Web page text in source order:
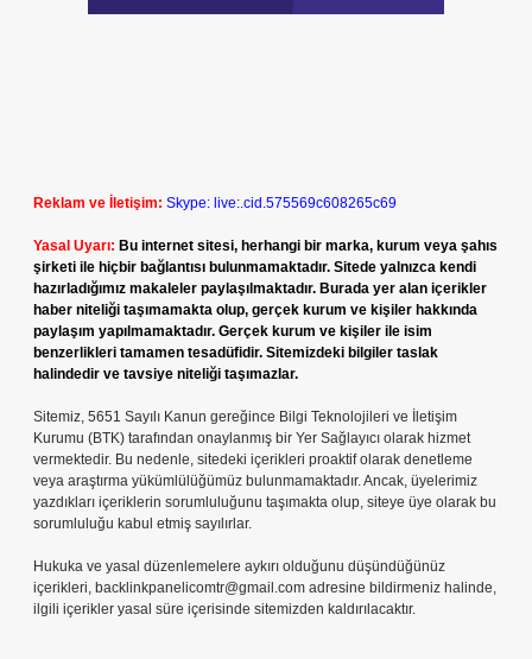
Reklam ve İletişim: Skype: live:.cid.575569c608265c69
Yasal Uyarı: Bu internet sitesi, herhangi bir marka, kurum veya şahıs
şirketi ile hiçbir bağlantısı bulunmamaktadır. Sitede yalnızca kendi
hazırladığımız makaleler paylaşılmaktadır. Burada yer alan içerikler
haber niteliği taşımamakta olup, gerçek kurum ve kişiler hakkında
paylaşım yapılmamaktadır. Gerçek kurum ve kişiler ile isim
benzerlikleri tamamen tesadüfidir. Sitemizdeki bilgiler taslak
halindedir ve tavsiye niteliği taşımazlar.
Sitemiz, 5651 Sayılı Kanun gereğince Bilgi Teknolojileri ve İletişim
Kurumu (BTK) tarafından onaylanmış bir Yer Sağlayıcı olarak hizmet
vermektedir. Bu nedenle, sitedeki içerikleri proaktif olarak denetleme
veya araştırma yükümlülüğümüz bulunmamaktadır. Ancak, üyelerimiz
yazdıkları içeriklerin sorumluluğunu taşımakta olup, siteye üye olarak bu
sorumluluğu kabul etmiş sayılırlar.
Hukuka ve yasal düzenlemelere aykırı olduğunu düşündüğünüz
içerikleri, backlinkpanelicomtr@gmail.com adresine bildirmeniz halinde,
ilgili içerikler yasal süre içerisinde sitemizden kaldırılacaktır.